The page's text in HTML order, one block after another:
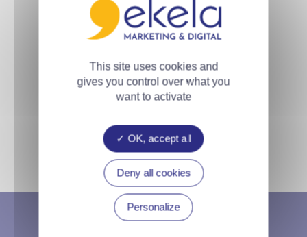
This site uses cookies and
gives you control over what you
want to activate
OK, accept all
Deny all cookies
Personalize